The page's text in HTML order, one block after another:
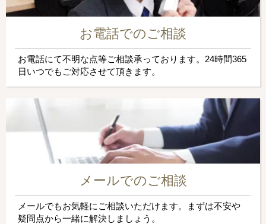
お電話でのご相談
お電話にて不明な点等ご相談承っております。24時間365
日いつでもご対応させて頂きます。
メールでのご相談
メールでもお気軽にご相談いただけます。まずは不安や
疑問点から一緒に解決しましょう。